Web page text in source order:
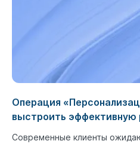
Операция
выстроить эффективную
Современные клиенты